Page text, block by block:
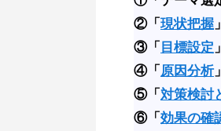
②「 現状把握 」
③「 目標設定
④「 原因分析」
⑤「 対策検討
⑥「 効果の確